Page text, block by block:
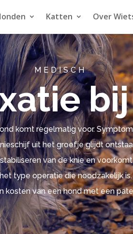
Katten Over
MEDISCH
komt regelmatig voor.
uit het groefje glijdt
van de knie en
type operatie die noodzakelijk
kosten van een hond met een